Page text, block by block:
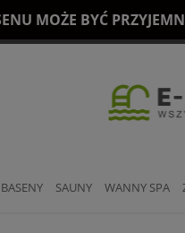
MOŻE BYĆ
BASENY SAUNY WANNY SPA